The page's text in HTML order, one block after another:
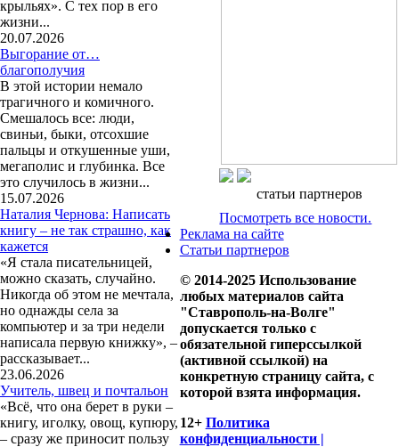
крыльях». С тех пор в его
жизни...
20.07.2026
Выгорание от…
благополучия
В этой истории немало
трагичного и комичного.
Смешалось все: люди,
свиньи, быки, отсохшие
пальцы и откушенные уши,
мегаполис и глубинка. Все
это случилось в жизни...
15.07.2026
Наталия Чернова: Написать
книгу – не так страшно, как
кажется
«Я стала писательницей,
можно сказать, случайно.
Никогда об этом не мечтала,
но однажды села за
компьютер и за три недели
написала первую книжку», –
рассказывает...
23.06.2026
Учитель, швец и почтальон
«Всё, что она берет в руки –
книгу, иголку, овощ, купюру,
– сразу же приносит пользу
статьи партнеров
Посмотреть все новости.
Реклама на сайте
Статьи партнеров
© 2014-2025 Использование
любых материалов сайта
"Ставрополь-на-Волге"
допускается только с
обязательной гиперссылкой
(активной ссылкой) на
конкретную страницу сайта, с
которой взята информация.
12+ Политика
конфиденциальности |